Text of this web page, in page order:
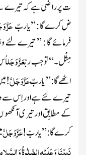
ت پر را ضی ہے کہ تیرے
ض کر ے گا : ’’یا ربّعَزَّ
فرمائے گا : ’’ تیرے
مِثْل۔‘‘ تو جب ربّعَزَّ وَجَل
اٹھے گا : ’’ یا ربّعَزَّ وَجَلَّ!
تیرے لئے ہے اور اِس سے
کے مُطابِق اورتیر ی
کرے گا : ’’ یاربّ!عَزَّ وَجَلَّ
نَبِیِّنَا وَعَلَیْہِ الصَّلٰوۃُ